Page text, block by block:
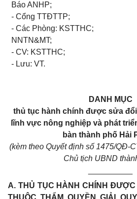
Báo ANHP;
- Cổng TTĐTTP;
- Các Phòng: KSTTHC;
NNTN&MT;
- CV: KSTTHC;
- Lưu: VT.
DANH MỤC
thủ tục hành chính được sửa
lĩnh vực nông nghiệp và phát
bàn thành phố Hải
(kèm theo Quyết định số 1475/QĐ-
Chủ tịch UBND
A. THỦ TỤC HÀNH CHÍNH
THUỘC THẨM QUYỀN GIẢI